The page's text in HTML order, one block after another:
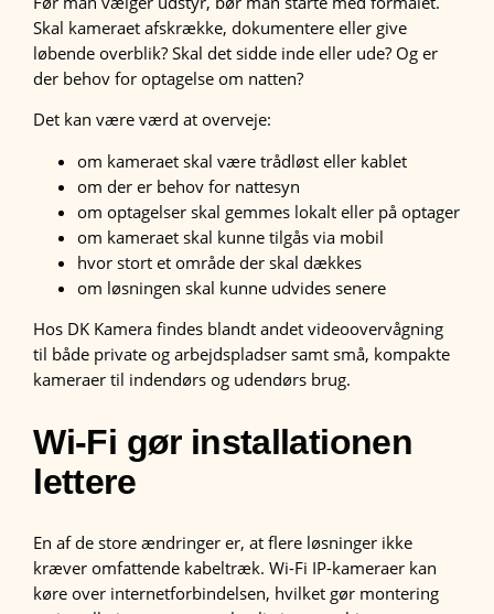
Skal kameraet afskrække, dokumentere eller give
løbende overblik? Skal det sidde inde eller ude? Og er
der behov for optagelse om natten?
Det kan være værd at overveje:
om kameraet skal være trådløst eller kablet
om der er behov for nattesyn
om optagelser skal gemmes lokalt eller på optager
om kameraet skal kunne tilgås via mobil
hvor stort et område der skal dækkes
om løsningen skal kunne udvides senere
Hos DK Kamera findes blandt andet videoovervågning
til både private og arbejdspladser samt små, kompakte
kameraer til indendørs og udendørs brug.
Wi-Fi gør installationen
lettere
En af de store ændringer er, at flere løsninger ikke
kræver omfattende kabeltræk. Wi-Fi IP-kameraer kan
køre over internetforbindelsen, hvilket gør montering